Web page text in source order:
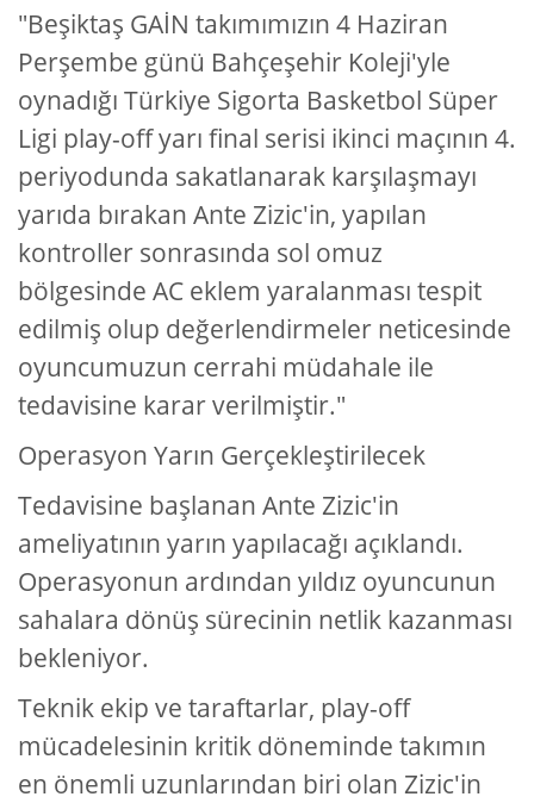
"Beşiktaş GAİN takımımızın 4 Haziran
Perşembe günü Bahçeşehir Koleji'yle
oynadığı Türkiye Sigorta Basketbol Süper
Ligi play-off yarı final serisi ikinci maçının 4.
periyodunda sakatlanarak karşılaşmayı
yarıda bırakan Ante Zizic'in, yapılan
kontroller sonrasında sol omuz
bölgesinde AC eklem yaralanması tespit
edilmiş olup değerlendirmeler neticesinde
oyuncumuzun cerrahi müdahale ile
tedavisine karar verilmiştir."
Operasyon Yarın Gerçekleştirilecek
Tedavisine başlanan Ante Zizic'in
ameliyatının yarın yapılacağı açıklandı.
Operasyonun ardından yıldız oyuncunun
sahalara dönüş sürecinin netlik kazanması
bekleniyor.
Teknik ekip ve taraftarlar, play-off
mücadelesinin kritik döneminde takımın
en önemli uzunlarından biri olan Zizic'in